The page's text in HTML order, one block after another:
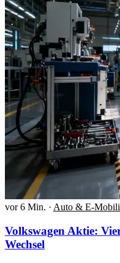
vor 6 Min. · Auto & E-
Volkswagen Aktie:
Wechsel